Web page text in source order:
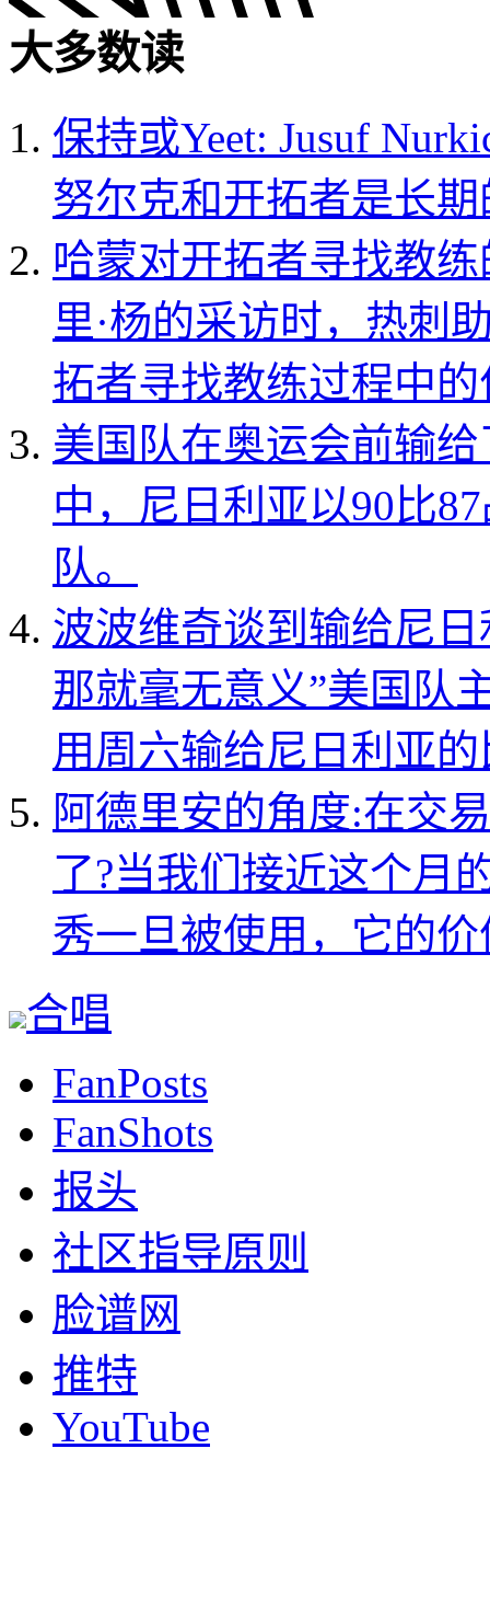
大多数读
保持或Yeet: Jusuf
努尔克和开拓者是长期
哈蒙对开拓者寻找教
里·杨的采访时，热刺
拓者寻找教练过程中
美国队在奥运会前输
中，尼日利亚以90比
队。
波波维奇谈到输给尼
那就毫无意义”美国队
用周六输给尼日利亚
阿德里安的角度:在交
了?当我们接近这个月
秀一旦被使用，它的
合唱
FanPosts
FanShots
报头
社区指导原则
脸谱网
推特
YouTube